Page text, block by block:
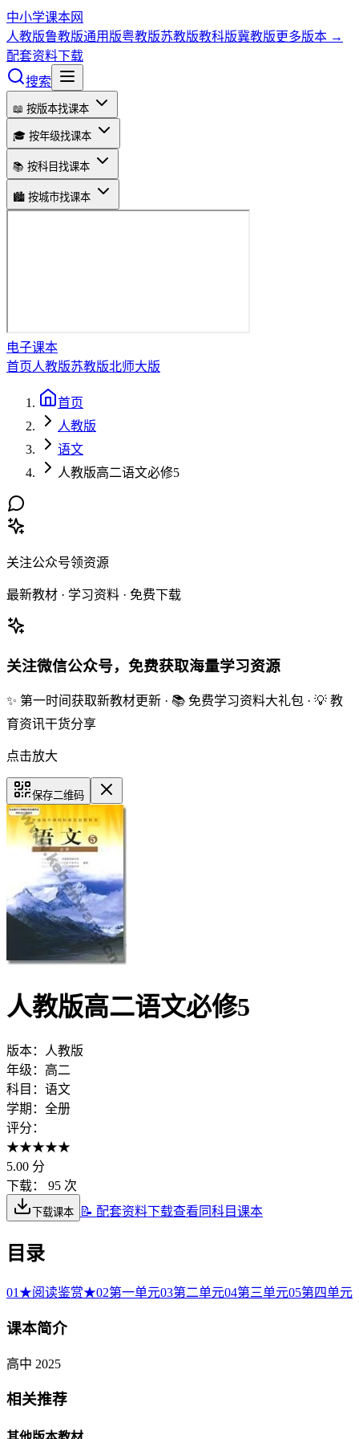
中小学课本网
人教版鲁教版通用版粤教版苏教版教科版冀教版更多版本 →
配套资料下载
搜索
📖 按版本找课本
🎓 按年级找课本
📚 按科目找课本
🏙️ 按城市找课本
电子课本
首页人教版苏教版北师大版
首页
人教版
语文
人教版高二语文必修5
关注公众号领资源
最新教材 · 学习资料 · 免费下载
关注微信公众号，免费获取海量学习资源
✨ 第一时间获取新教材更新 · 📚 免费学习资料大礼包 · 💡 教
育资讯干货分享
点击放大
保存二维码
人教版高二语文必修5
版本：
人教版
年级： 高二
科目： 语文
学期： 全册
评分：
★★★★★
5.00 分
下载：
95 次
下载课本 📝 配套资料下载查看同科目课本
目录
01 ★阅读鉴赏★02第一单元03第二单元04第三单元05第四单元
课本简介
高中 2025
相关推荐